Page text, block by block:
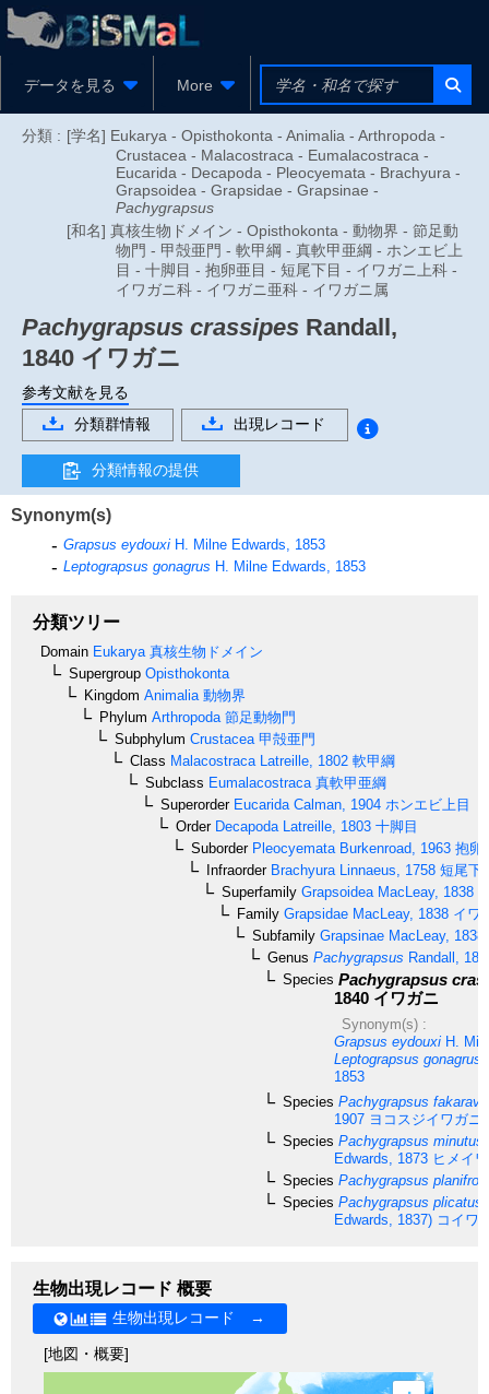
データを見る More
分類 : [学名] Eukarya - Opisthokonta - Animalia - Arthropoda -
Crustacea - Malacostraca - Eumalacostraca -
Eucarida - Decapoda - Pleocyemata - Brachyura -
Grapsoidea - Grapsidae - Grapsinae -
Pachygrapsus
[和名] 真核生物ドメイン - Opisthokonta - 動物界 - 節足動
物門 - 甲殻亜門 - 軟甲綱 - 真軟甲亜綱 - ホンエビ上
目 - 十脚目 - 抱卵亜目 - 短尾下目 - イワガニ上科 -
イワガニ科 - イワガニ亜科 - イワガニ属
Pachygrapsus crassipes Randall,
1840 イワガニ
参考文献を見る
分類群情報
出現レコード
分類情報の提供
Synonym(s)
Grapsus eydouxi H. Milne Edwards, 1853
Leptograpsus gonagrus H. Milne Edwards, 1853
分類ツリー
Domain Eukarya 真核生物ドメイン
Supergroup Opisthokonta
Kingdom Animalia 動物界
Phylum Arthropoda 節足動物門
Subphylum Crustacea 甲殻亜門
Class Malacostraca Latreille, 1802 軟甲綱
Subclass Eumalacostraca 真軟甲亜綱
SuperorderEucarida Calman, 1904 ホンエビ上目
OrderDecapoda Latreille, 1803 十脚目
SuborderPleocyemata Burkenroad, 1963 抱卵
InfraorderBrachyura Linnaeus, 1758 短尾下
Superfamily Grapsoidea MacLeay, 1838
Family Grapsidae MacLeay, 1838 イワ
Subfamily Grapsinae MacLeay, 1838
Genus Pachygrapsus Randall,
Species Pachygrapsus
1840 イワガニ
Synonym(s) :
Grapsus eydouxi H.
Leptograpsus gonagrus
1853
Species Pachygrapsus
1907 ヨコスジイワガニ
Species Pachygrapsus minutus
Edwards, 1873 ヒメイ
Species Pachygrapsus
Species Pachygrapsus plicatus
Edwards, 1837) コイワ
生物出現レコード 概要
生物出現レコード →
[地図・概要]